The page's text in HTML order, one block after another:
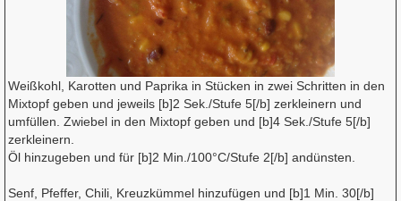
Weißkohl, Karotten und Paprika in Stücken in zwei Schritten in den
Mixtopf geben und jeweils [b]2 Sek./Stufe 5[/b] zerkleinern und
umfüllen. Zwiebel in den Mixtopf geben und [b]4 Sek./Stufe 5[/b]
zerkleinern.
Öl hinzugeben und für [b]2 Min./100°C/Stufe 2[/b] andünsten.
Senf, Pfeffer, Chili, Kreuzkümmel hinzufügen und [b]1 Min. 30[/b]